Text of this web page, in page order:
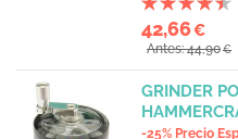
42,66€
Antes: 44,90€
GRINDER
-25% Precio